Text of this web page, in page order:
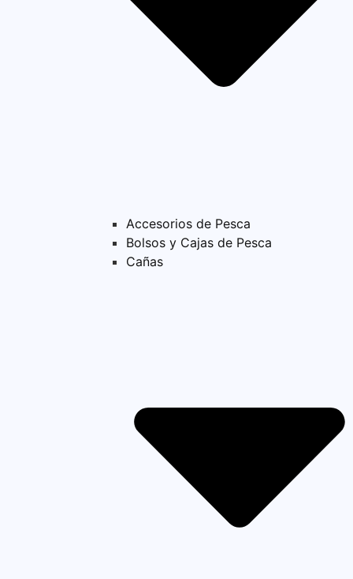
Accesorios de Pesca
Bolsos y Cajas de Pesca
Cañas